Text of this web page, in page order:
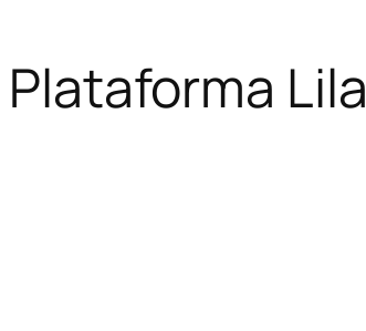
Plataforma Lila